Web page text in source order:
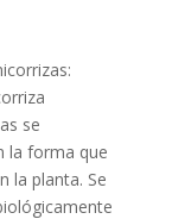
se
la forma que
la planta. Se